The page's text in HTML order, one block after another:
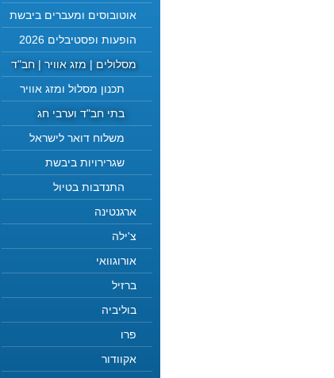
אוטובוסים ומעברים ביבשת
הופעות ופסטיבלים 2026
מסלולים | מזג אוויר | חב"ד
תכנון מסלול ומזג אוויר
בתי חב"ד וערבי חג
משלוח דואר לישראל
שגרירויות ביבשת
התנדבות בטיול
ארגנטינה
צ'ילה
אורוגוואי
ברזיל
בוליביה
פרו
אקוודור